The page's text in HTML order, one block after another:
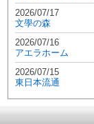
2026/07/17
文學の森
2026/07/16
アエラホーム
2026/07/15
東日本流通